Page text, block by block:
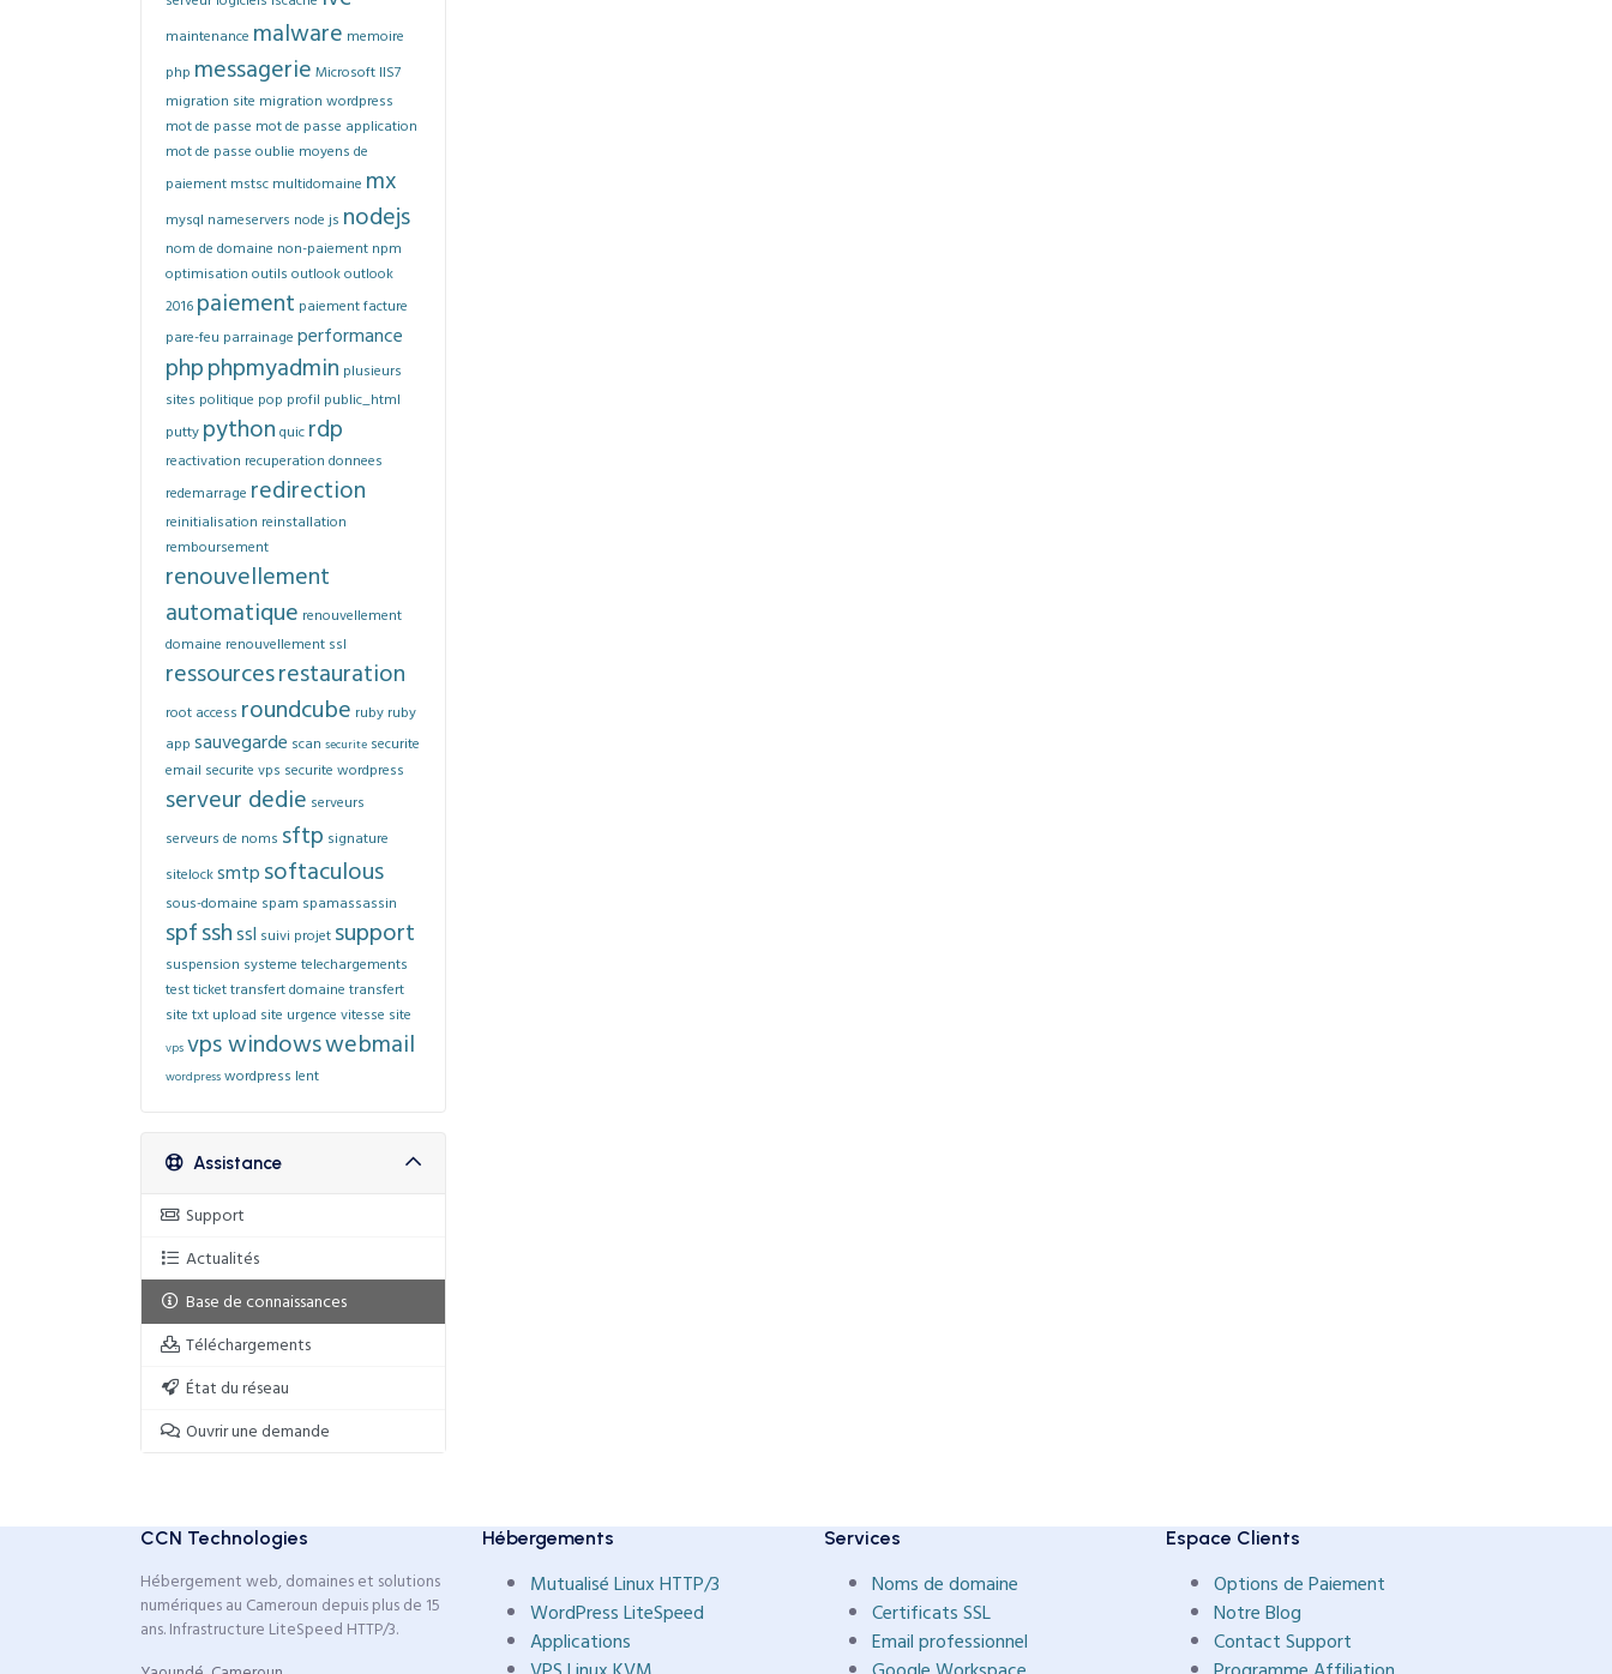
maintenance malware memoire
php messagerie Microsoft IIS7
migration site migration wordpress
mot de passe mot de passe application
mot de passe oublie moyens de
paiement mstsc multidomaine mx
mysql nameservers node js nodejs
nom de domaine non-paiement npm
optimisation outils outlookoutlook
2016 paiement paiement facture
pare-feu parrainage performance
phpphpmyadmin plusieurs
sites politique pop profil public_html
putty python quic rdp
reactivation recuperation donnees
redemarrage redirection
reinitialisation reinstallation
remboursement
renouvellement
automatique renouvellement
domaine renouvellement ssl
ressourcesrestauration
root access roundcube ruby ruby
app sauvegarde scan securite securite
email securite vps securite wordpress
serveur dedie serveurs
serveurs de noms sftp signature
sitelocksmtpsoftaculous
sous-domaine spam spamassassin
spfsshssl suivi projet support
suspension systeme telechargements
testtickettransfert domaine transfert
site txt upload site urgence vitesse site
vpsvps windowswebmail
wordpresswordpress lent
Assistance
Support
Actualités
Base de connaissances
Téléchargements
État du réseau
Ouvrir une demande
CCN Technologies
Hébergement web, domaines et solutions
numériques au Cameroun depuis plus de 15
ans. Infrastructure LiteSpeed HTTP/3.
Hébergements
Mutualisé Linux HTTP/3
WordPress LiteSpeed
Applications
Services
Noms de domaine
Certificats SSL
Email professionnel
Espace Clients
Options de Paiement
Notre Blog
Contact Support